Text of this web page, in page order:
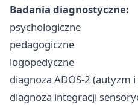
Badania diagnostyczne:
psychologiczne
pedagogiczne
logopedyczne
diagnoza ADOS-2 (autyzm
diagnoza integracji